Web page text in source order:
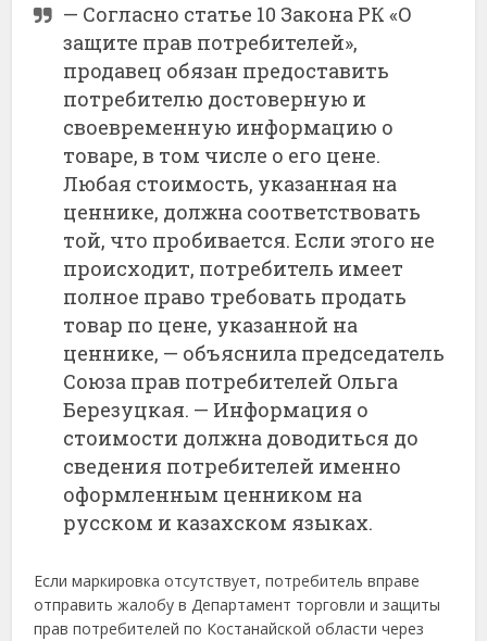
— Согласно статье 10 Закона РК «О
защите прав потребителей»,
продавец обязан предоставить
потребителю достоверную и
своевременную информацию о
товаре, в том числе о его цене.
Любая стоимость, указанная на
ценнике, должна соответствовать
той, что пробивается. Если этого не
происходит, потребитель имеет
полное право требовать продать
товар по цене, указанной на
ценнике, — объяснила председатель
Союза прав потребителей Ольга
Березуцкая. — Информация о
стоимости должна доводиться до
сведения потребителей именно
оформленным ценником на
русском и казахском языках.
Если маркировка отсутствует, потребитель вправе
отправить жалобу в Департамент торговли и защиты
прав потребителей по Костанайской области через